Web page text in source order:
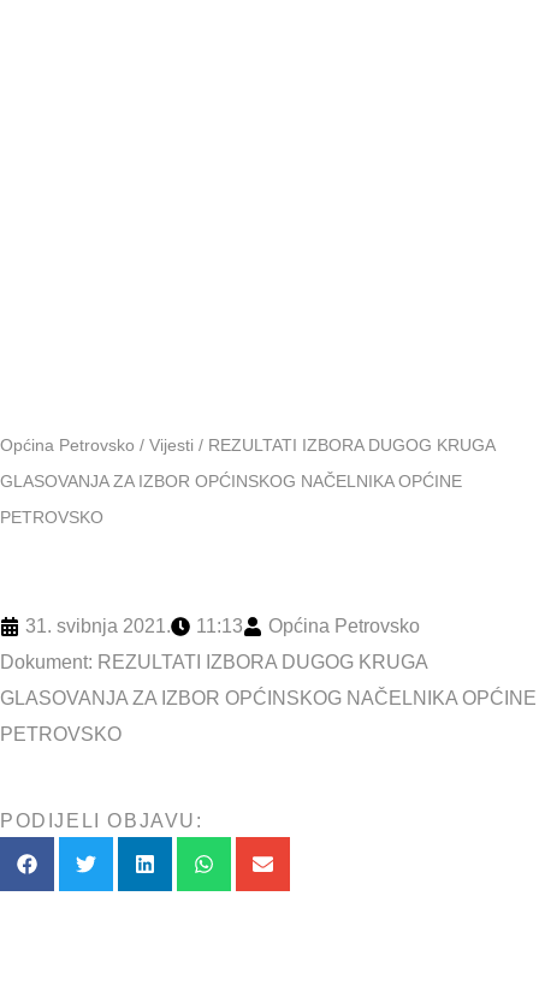
Općina Petrovsko / Vijesti / REZULTATI IZBORA DUGOG KRUGA
GLASOVANJA ZA IZBOR OPĆINSKOG NAČELNIKA OPĆINE
PETROVSKO
31. svibnja 2021. 11:13
Općina Petrovsko
Dokument: REZULTATI IZBORA DUGOG KRUGA
GLASOVANJA ZA IZBOR OPĆINSKOG NAČELNIKA OPĆINE
PETROVSKO
PODIJELI OBJAVU: